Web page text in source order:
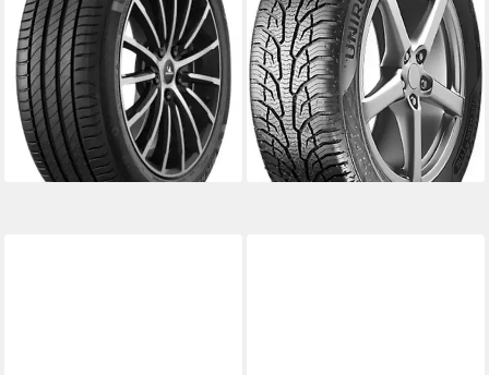
Ausführungen erhältlich
Kraftstoffeffizienz
Produktdatenblatt
Nasshaftung
Produktdatenblatt
ab 279,99 € UVP295,99 €
-5%
lieferbar - in 4-5 Werktagen bei dir
Kraftstoffeffizienz
Produktdatenblatt
Nasshaftung
Produktdatenblatt
ab 194,99 € UVP205,99 €
-5%
lieferbar - in 4-5 Werktagen bei dir